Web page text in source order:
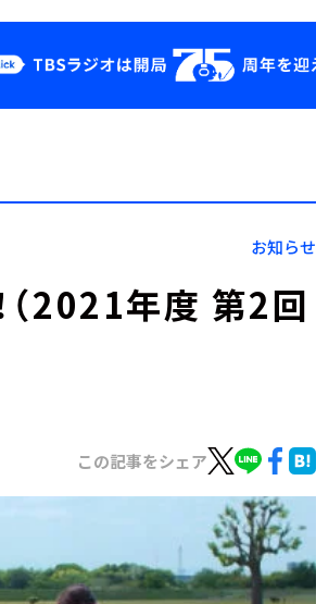
YouTube
お知らせ
2021年度 第2回
この記事をシェア